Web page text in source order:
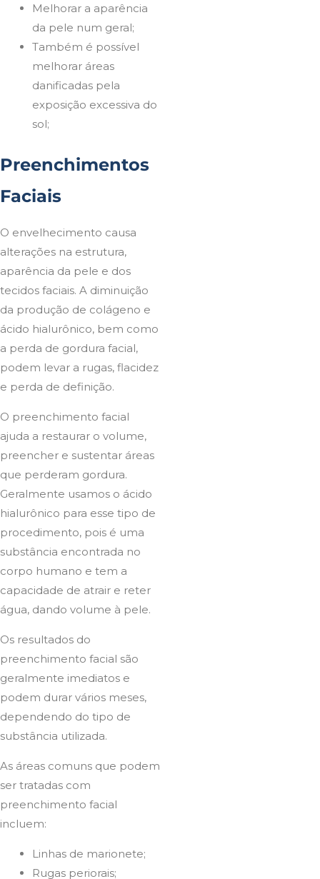
Melhorar a aparência
da pele num geral;
Também é possível
melhorar áreas
danificadas pela
exposição excessiva do
sol;
Preenchimentos
Faciais
O envelhecimento causa
alterações na estrutura,
aparência da pele e dos
tecidos faciais. A diminuição
da produção de colágeno e
ácido hialurônico, bem como
a perda de gordura facial,
podem levar a rugas, flacidez
e perda de definição.
O preenchimento facial
ajuda a restaurar o volume,
preencher e sustentar áreas
que perderam gordura.
Geralmente usamos o ácido
hialurônico para esse tipo de
procedimento, pois é uma
substância encontrada no
corpo humano e tem a
capacidade de atrair e reter
água, dando volume à pele.
Os resultados do
preenchimento facial são
geralmente imediatos e
podem durar vários meses,
dependendo do tipo de
substância utilizada.
As áreas comuns que podem
ser tratadas com
preenchimento facial
incluem:
Linhas de marionete;
Rugas periorais;